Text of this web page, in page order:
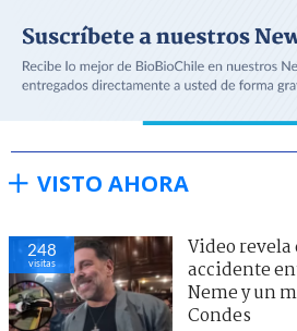
VISTO AHORA
248
visitas
Video
accidente
Neme y un
Condes